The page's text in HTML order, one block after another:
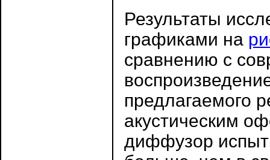
Результаты
графиками на
сравнению с
предлагаемого
акустическим
диффузор